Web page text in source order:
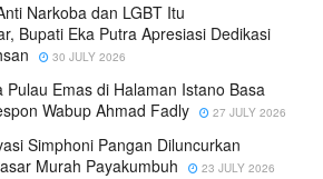
Narkoba dan LGBT Itu
Bupati Eka Putra Apresiasi Dedikasi
30 JULY 2026
Emas di Halaman Istano Basa
Wabup Ahmad Fadly
27 JULY 2026
Simphoni Pangan Diluncurkan
Murah Payakumbuh
23 JULY 2026